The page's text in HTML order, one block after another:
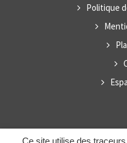
Ce site utilise des
Politique